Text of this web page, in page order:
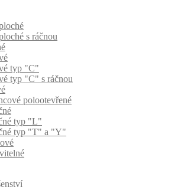
s ráčnou
typ "C"
typ "C" s ráčnou
polootevřené
typ "L"
typ "T" a "Y"